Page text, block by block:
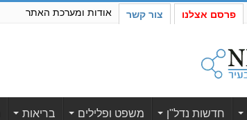
פרסם אצלנו צור קשר אודות ומערכת האתר
חדשות נדל"ן משפט ופלילים בריאות